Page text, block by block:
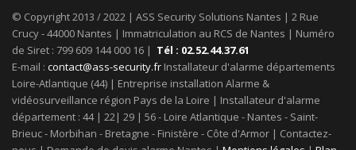
© Copyright 2013 / 2022 | ASS Security Solutions Nantes | 2 Rue
Crucy - 44000 Nantes | Immatriculation au RCS de Nantes | Numéro
de Siret : 799 609 144 000 16 | Tél : 02.52.44.37.61
E-mail : contact@ass-security.fr Installateur d'alarme départements
Loire-Atlantique (44) | Entreprise installation Alarme &
vidéosurveillance région Pays de la Loire | Installateur d'alarme
département : 44 | 22| 29 | 56 - Loire Atlantique - Nantes - Saint-
Brieuc - Morbihan - Bretagne - Finistère - Côte d'Armor | Contactez-